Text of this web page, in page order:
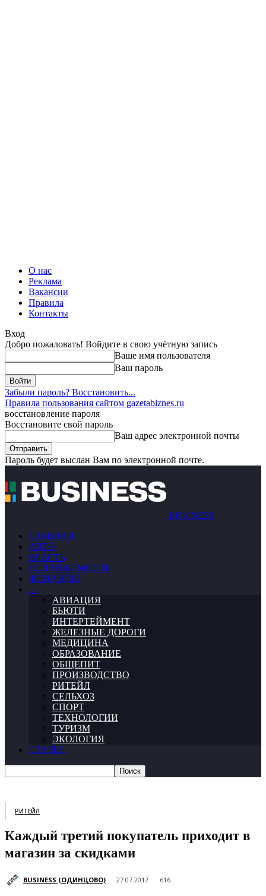
О нас
Реклама
Вакансии
Правила
Контакты
Вход
Добро пожаловать! Войдите в свою учётную запись
Ваше имя пользователя
Ваш пароль
Забыли пароль? Восстановить...
Правила пользования сайтом gazetabiznes.ru
восстановление пароля
Восстановите свой пароль
Ваш адрес электронной почты
Пароль будет выслан Вам по электронной почте.
BUSINESS
ГЛАВНАЯ
АВТО
ВЛАСТЬ
НЕДВИЖИМОСТЬ
ФИНАНСЫ
…
АВИАЦИЯ
БЬЮТИ
ИНТЕРТЕЙМЕНТ
ЖЕЛЕЗНЫЕ ДОРОГИ
МЕДИЦИНА
ОБРАЗОВАНИЕ
ОБЩЕПИТ
ПРОИЗВОДСТВО
РИТЕЙЛ
СЕЛЬХОЗ
СПОРТ
ТЕХНОЛОГИИ
ТУРИЗМ
ЭКОЛОГИЯ
СТАТЬИ
РИТЕЙЛ
Каждый третий покупатель приходит в
магазин за скидками
BUSINESS (ОДИНЦОВО) 27.07.2017 616